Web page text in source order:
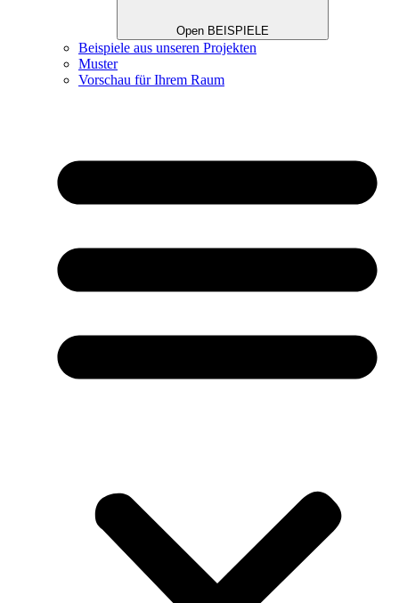
Open BEISPIELE
Beispiele aus unseren Projekten
Muster
Vorschau für Ihrem Raum